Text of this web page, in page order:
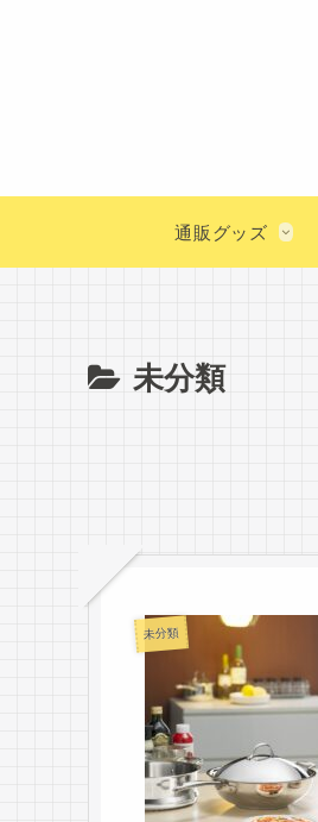
通販グッズ
未分類
未分類